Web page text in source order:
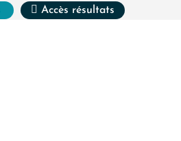
 Accès résultats